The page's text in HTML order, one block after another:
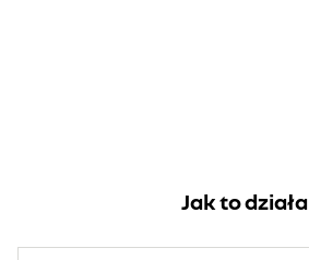
Jak to działa